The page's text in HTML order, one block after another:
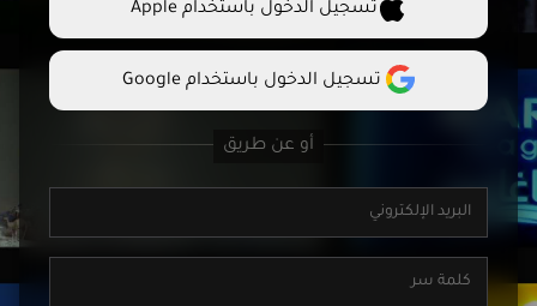
تسجيل الدخول باستخدام Apple
تسجيل الدخول باستخدام Google